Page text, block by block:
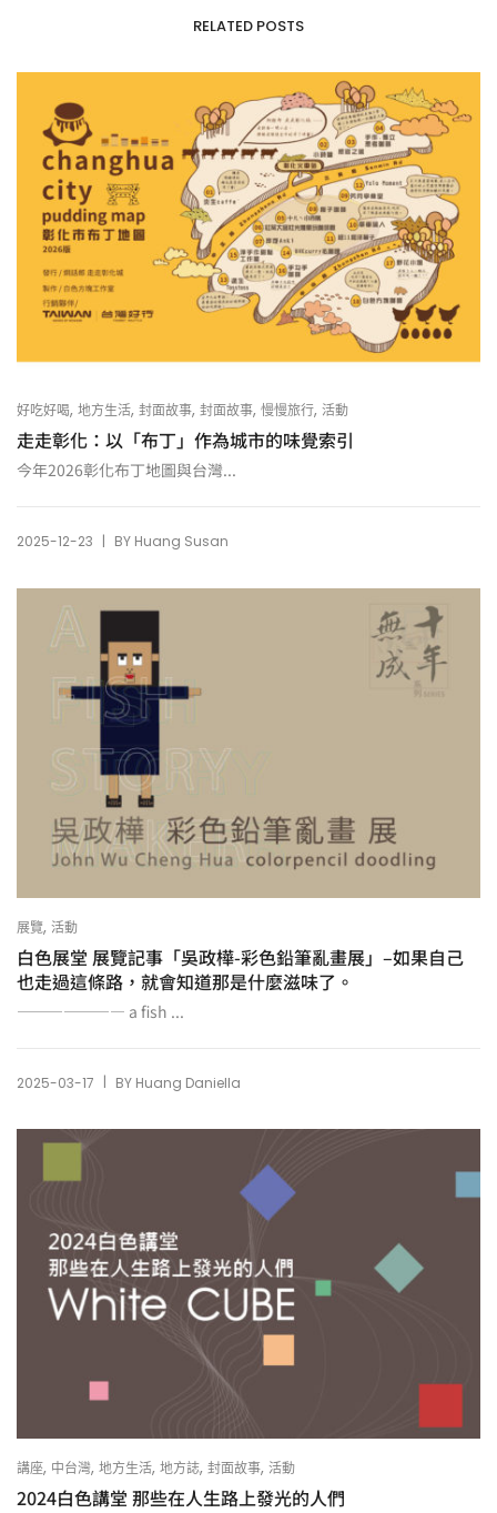
RELATED POSTS
好吃好喝, 地方生活, 封面故事, 封面故事, 慢慢旅行, 活動
走走彰化：以「布丁」作為城市的味覺索引
今年2026彰化布丁地圖與台灣...
2025-12-23 | BY Huang Susan
展覽, 活動
白色展堂 展覽記事「吳政樺-彩色鉛筆亂畫展」–如果自己
也走過這條路，就會知道那是什麼滋味了。
——————— a fish ...
2025-03-17 | BY Huang Daniella
講座, 中台灣, 地方生活, 地方誌, 封面故事, 活動
2024白色講堂 那些在人生路上發光的人們